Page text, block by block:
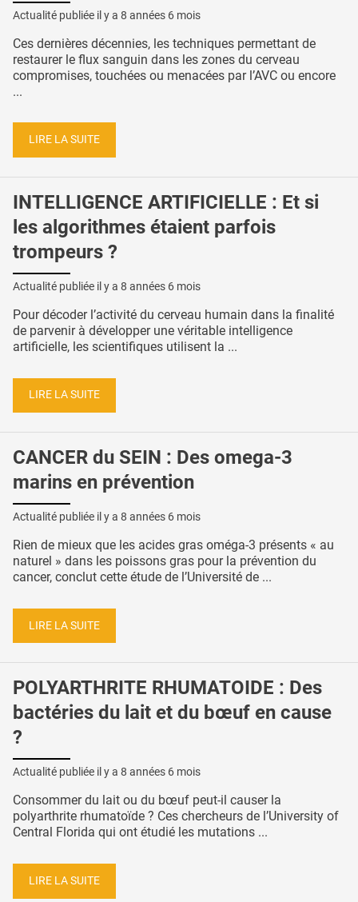
Actualité publiée il y a 8 années 6 mois
Ces dernières décennies, les techniques permettant de
restaurer le flux sanguin dans les zones du cerveau
compromises, touchées ou menacées par l’AVC ou encore
...
LIRE LA SUITE
INTELLIGENCE ARTIFICIELLE : Et si
les algorithmes étaient parfois
trompeurs ?
Actualité publiée il y a 8 années 6 mois
Pour décoder l’activité du cerveau humain dans la finalité
de parvenir à développer une véritable intelligence
artificielle, les scientifiques utilisent la ...
LIRE LA SUITE
CANCER du SEIN : Des omega-3
marins en prévention
Actualité publiée il y a 8 années 6 mois
Rien de mieux que les acides gras oméga-3 présents « au
naturel » dans les poissons gras pour la prévention du
cancer, conclut cette étude de l’Université de ...
LIRE LA SUITE
POLYARTHRITE RHUMATOIDE : Des
bactéries du lait et du bœuf en cause
?
Actualité publiée il y a 8 années 6 mois
Consommer du lait ou du bœuf peut-il causer la
polyarthrite rhumatoïde ? Ces chercheurs de l’University of
Central Florida qui ont étudié les mutations ...
LIRE LA SUITE